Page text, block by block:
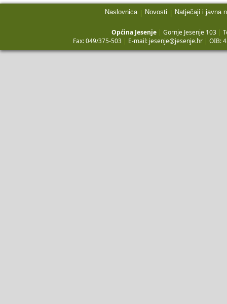
Naslovnica | Novosti | Natječaji i javna
Općina Jesenje | Gornje Jesenje 103 |
Fax: 049/375-503 | E-mail: jesenje@jesenje.hr | OIB: